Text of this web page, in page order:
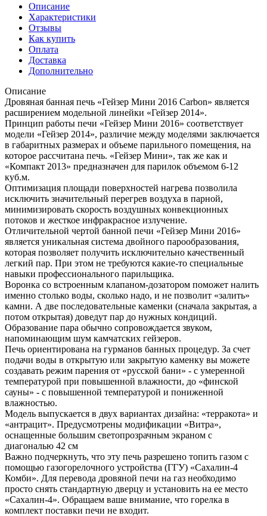
Описание
Характеристики
Отзывы
Как купить
Оплата
Доставка
Дополнительно
Описание
Дровяная банная печь «Гейзер Мини 2016 Carbon» является
расширением модельной линейки «Гейзер 2014».
Принцип работы печи «Гейзер Мини 2016» соответствует
модели «Гейзер 2014», различие между моделями заключается
в габаритных размерах и объеме парильного помещения, на
которое рассчитана печь. «Гейзер Мини», так же как и
«Компакт 2013» предназначен для парилок объемом 6-12
куб.м.
Оптимизация площади поверхностей нагрева позволила
исключить значительный перегрев воздуха в парной,
минимизировать скорость воздушных конвекционных
потоков и жесткое инфракрасное излучение.
Отличительной чертой банной печи «Гейзер Мини 2016»
является уникальная система двойного парообразования,
которая позволяет получить исключительно качественный
легкий пар. При этом не требуются какие-то специальные
навыки профессионального парильщика.
Воронка со встроенным клапаном-дозатором поможет налить
именно столько воды, сколько надо, и не позволит «залить»
камни. А две последовательные каменки (сначала закрытая, а
потом открытая) доведут пар до нужных кондиций.
Образование пара обычно сопровождается звуком,
напоминающим шум камчатских гейзеров.
Печь ориентирована на гурманов банных процедур. За счет
подачи воды в открытую или закрытую каменку вы можете
создавать режим парения от «русской бани» - с умеренной
температурой при повышенной влажности, до «финской
сауны» - с повышенной температурой и пониженной
влажностью.
Модель выпускается в двух вариантах дизайна: «терракота» и
«антрацит». Предусмотрены модификации «Витра»,
оснащенные большим светопрозрачным экраном с
диагональю 42 см
Важно подчеркнуть, что эту печь разрешено топить газом с
помощью газогорелочного устройства (ГГУ) «Сахалин-4
Комби». Для перевода дровяной печи на газ необходимо
просто снять стандартную дверцу и установить на ее место
«Сахалин-4». Обращаем ваше внимание, что горелка в
комплект поставки печи не входит.